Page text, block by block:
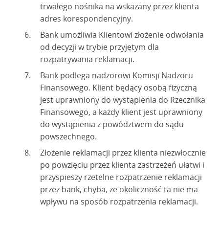
trwałego nośnika na wskazany przez klienta
adres korespondencyjny.
Bank umożliwia Klientowi złożenie odwołania
od decyzji w trybie przyjętym dla
rozpatrywania reklamacji.
Bank podlega nadzorowi Komisji Nadzoru
Finansowego. Klient będący osobą fizyczną
jest uprawniony do wystąpienia do Rzecznika
Finansowego, a każdy klient jest uprawniony
do wystąpienia z powództwem do sądu
powszechnego.
Złożenie reklamacji przez klienta niezwłocznie
po powzięciu przez klienta zastrzeżeń ułatwi i
przyspieszy rzetelne rozpatrzenie reklamacji
przez bank, chyba, że okoliczność ta nie ma
wpływu na sposób rozpatrzenia reklamacji.